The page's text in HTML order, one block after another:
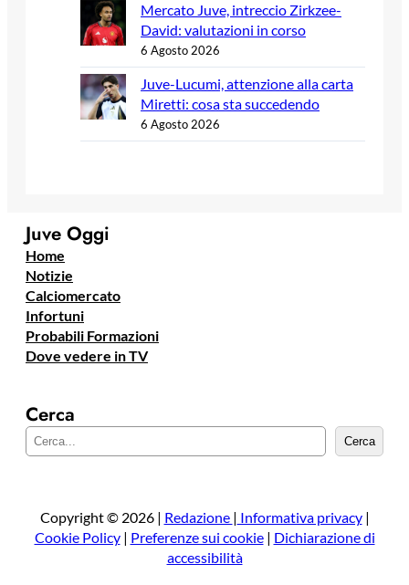
Mercato Juve, intreccio Zirkzee-
David: valutazioni in corso
6 Agosto 2026
Juve-Lucumi, attenzione alla carta
Miretti: cosa sta succedendo
6 Agosto 2026
Juve Oggi
Home
Notizie
Calciomercato
Infortuni
Probabili Formazioni
Dove vedere in TV
Cerca
e
a
Cerca
Copyright © 2026 | Redazione | Informativa privacy|
Cookie Policy| Preferenze sui cookie| Dichiarazione di
accessibilità